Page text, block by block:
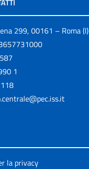
299, 00161 – Roma (I)
1
la privacy